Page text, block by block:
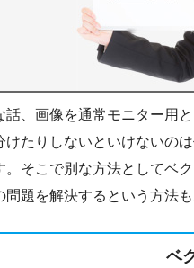
話、画像を通常モニター用
けたりしないといけないの
。そこで別な方法としてベ
問題を解決するという方法も
ベ